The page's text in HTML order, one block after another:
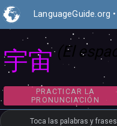
LanguageGuide.org •
宇宙 (El
PRACTICAR LA
Toca las palabras y